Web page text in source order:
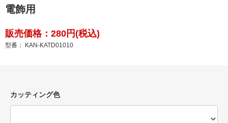
電飾用
販売価格：280円(税込)
型番： KAN-KATD01010
カッティング色